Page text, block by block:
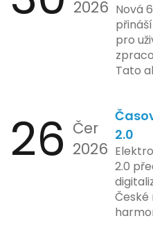
případu
ose
své
nového
2026 Nová
pro
Tato
26 Čer
2026
2.0
2.0
České